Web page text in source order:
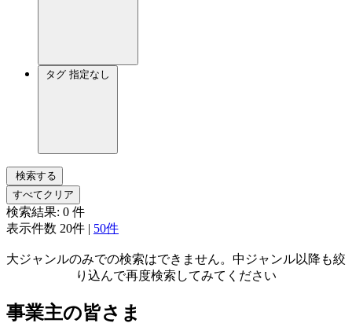
タグ 指定なし
検索する
すべてクリア
検索結果: 0 件
表示件数 20件 | 50件
大ジャンルのみでの検索はできません。中ジャンル以降も絞
り込んで再度検索してみてください
事業主の皆さま